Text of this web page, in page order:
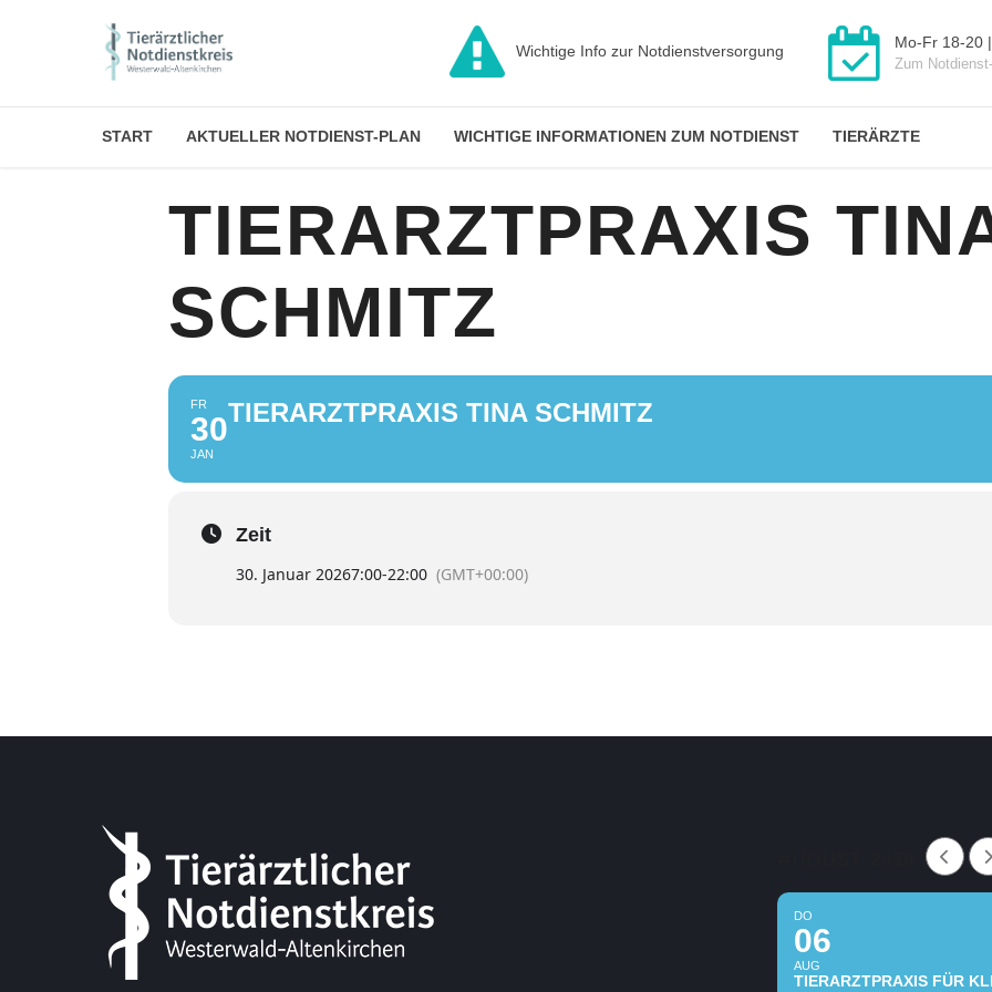
Wichtige Info zur Notdienstversorgung Mo-Fr 18-20
Zum
START AKTUELLER NOTDIENST-PLAN WICHTIGE INFORMATIONEN ZUM NOTDIENST TIERÄRZTE
TIERARZTPRAXIS
SCHMITZ
FR
30
JAN
TIERARZTPRAXIS TINA SCHMITZ
Zeit
30. Januar 20267:00-22:00 (GMT+00:00)
DO
06
AUG
TIERARZTPRAXIS FÜR